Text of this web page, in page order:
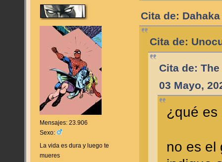
Mensajes: 23.906
Sexo:
La vida es dura y luego te
mueres
Cita de:
Cita de:
Cita de:
03 Mayo,
¿qué es
no es el